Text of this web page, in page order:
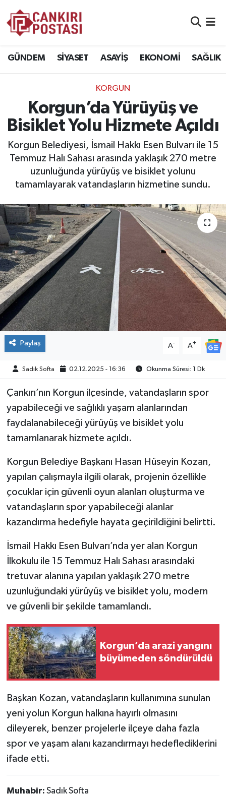
GÜNDEM SİYASET ASAYİŞ EKONOMİ SAĞLIK
KORGUN
Korgun’da Yürüyüş ve
Bisiklet Yolu Hizmete Açıldı
Korgun Belediyesi, İsmail Hakkı Esen Bulvarı ile 15
Temmuz Halı Sahası arasında yaklaşık 270 metre
uzunluğunda yürüyüş ve bisiklet yolunu
tamamlayarak vatandaşların hizmetine sundu.
Paylaş A- A+
Sadık Softa 02.12.2025 - 16:36 Okunma Süresi: 1 Dk
Çankırı’nın Korgun ilçesinde, vatandaşların spor
yapabileceği ve sağlıklı yaşam alanlarından
faydalanabileceği yürüyüş ve bisiklet yolu
tamamlanarak hizmete açıldı.
Korgun Belediye Başkanı Hasan Hüseyin Kozan,
yapılan çalışmayla ilgili olarak, projenin özellikle
çocuklar için güvenli oyun alanları oluşturma ve
vatandaşların spor yapabileceği alanlar
kazandırma hedefiyle hayata geçirildiğini belirtti.
İsmail Hakkı Esen Bulvarı’nda yer alan Korgun
İlkokulu ile 15 Temmuz Halı Sahası arasındaki
tretuvar alanına yapılan yaklaşık 270 metre
uzunluğundaki yürüyüş ve bisiklet yolu, modern
ve güvenli bir şekilde tamamlandı.
Korgun’da arazi yangını
büyümeden söndürüldü
Başkan Kozan, vatandaşların kullanımına sunulan
yeni yolun Korgun halkına hayırlı olmasını
dileyerek, benzer projelerle ilçeye daha fazla
spor ve yaşam alanı kazandırmayı hedeflediklerini
ifade etti.
Muhabir: Sadık Softa
EKONOMİ
SAĞLIK
EĞİTİM
YAŞAM
ÇEVRE
İLÇELER
RESMİ İLANLAR
KÜLTÜR
TURİZM
MAGAZİN
VEFAT
BİLİM&TEKNOLOJİ
TÜRKİYE
Trafik Durumu
Süper Lig Puan Durumu ve Fikstür
Tüm Manşetler
Son Dakika Haberleri
Haber Arşivi